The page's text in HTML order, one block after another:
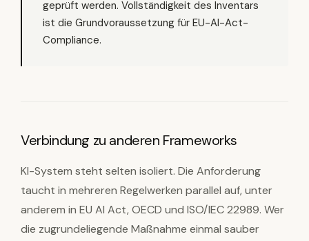
geprüft werden. Vollständigkeit des Inventars
ist die Grundvoraussetzung für EU-AI-Act-
Compliance.
Verbindung zu anderen Frameworks
KI-System steht selten isoliert. Die Anforderung
taucht in mehreren Regelwerken parallel auf, unter
anderem in EU AI Act, OECD und ISO/IEC 22989. Wer
die zugrundeliegende Maßnahme einmal sauber